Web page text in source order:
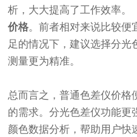
析，大大提高了工作效率。
价格。前者相对来说比较便
足的情况下，建议选择分光
测量更为精准。
总而言之，普通色差仪价格
的需求。分光色差仪功能更
颜色数据分析，帮助用户快